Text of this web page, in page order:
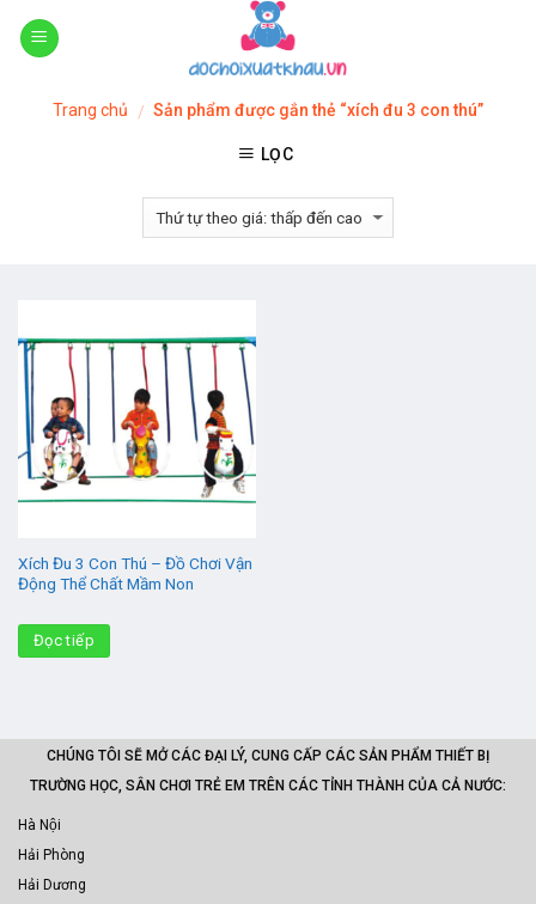
Skip
Trang chủ / Sản phẩm được gắn thẻ “xích đu 3 con thú”
LỌC
Xích Đu 3 Con Thú – Đồ Chơi Vận
Động Thể Chất Mầm Non
Đọc tiếp
CHÚNG TÔI SẼ MỞ CÁC ĐẠI LÝ, CUNG CẤP CÁC SẢN PHẨM THIẾT BỊ
TRƯỜNG HỌC, SÂN CHƠI TRẺ EM TRÊN CÁC TỈNH THÀNH CỦA CẢ NƯỚC:
Hà Nội
Hải Phòng
Hải Dương